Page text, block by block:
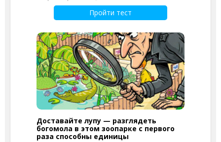
Пройти тест
Доставайте лупу — разглядеть
богомола в этом зоопарке с первого
раза способны единицы